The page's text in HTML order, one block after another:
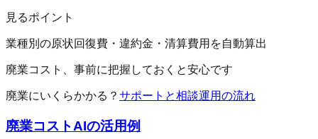
見るポイント
業種別の原状回復費・違約金・清算費用を自動算出
廃業コスト、事前に把握しておくと安心です
廃業にいくらかかる？ サポートと相談運用の流れ
廃業コストAIの活用例